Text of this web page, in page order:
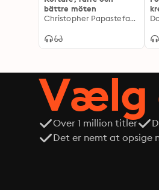
bättre möten
Christopher Papastefanou
Vælg
Over 1 million titler
Det er nemt at opsige